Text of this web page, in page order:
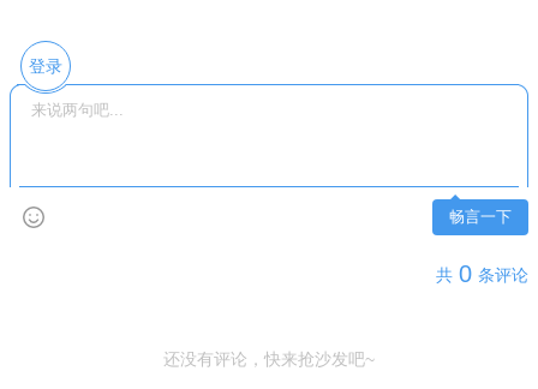
登录
畅言一下
共 0 条评论
还没有评论，快来抢沙发吧~